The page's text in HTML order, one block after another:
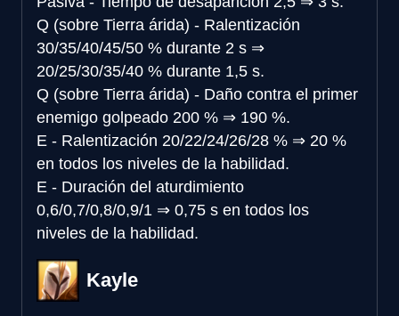
Q (sobre Tierra árida) - Ralentización
30/35/40/45/50 % durante 2 s ⇒
20/25/30/35/40 % durante 1,5 s.
Q (sobre Tierra árida) - Daño contra el primer
enemigo golpeado 200 % ⇒ 190 %.
E - Ralentización 20/22/24/26/28 % ⇒ 20 %
en todos los niveles de la habilidad.
E - Duración del aturdimiento
0,6/0,7/0,8/0,9/1 ⇒ 0,75 s en todos los
niveles de la habilidad.
Kayle